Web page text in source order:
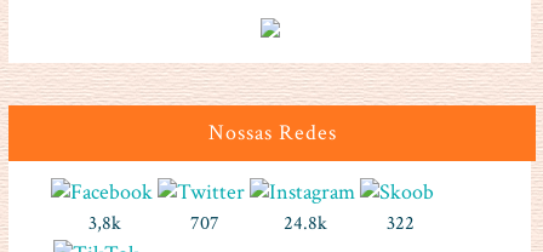
Nossas Redes
3,8k 707 24.8k 322